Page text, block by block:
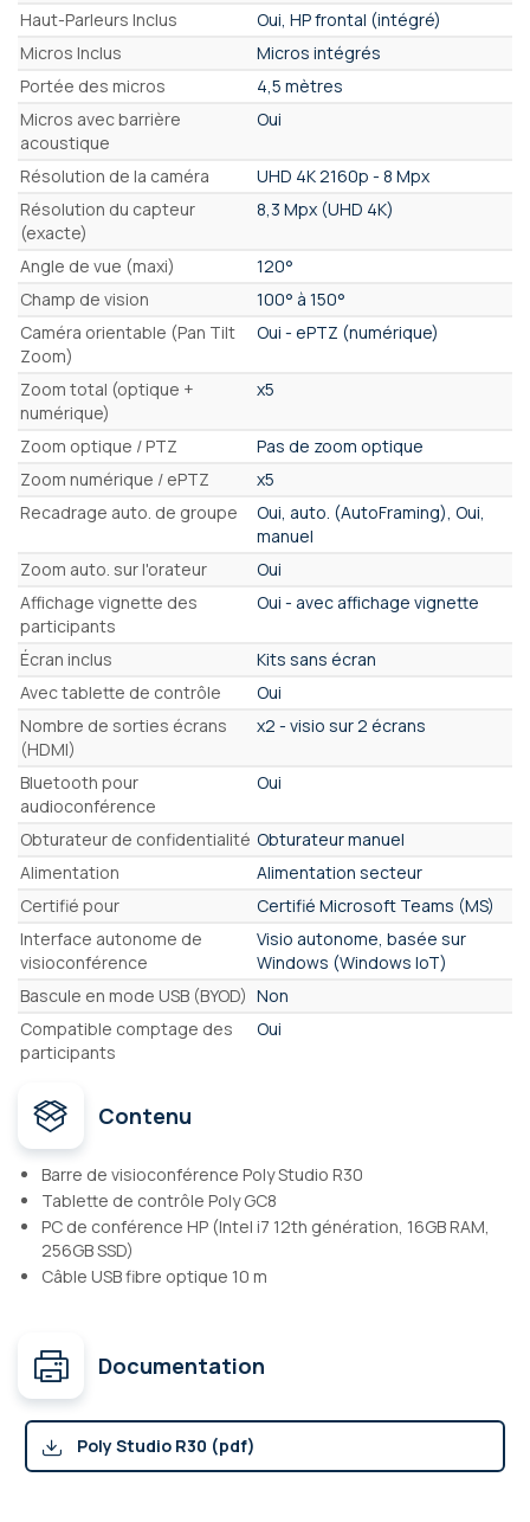
Haut-Parleurs Inclus
Oui, HP frontal (intégré)
Micros Inclus
Micros intégrés
Portée des micros
4,5 mètres
Micros avec barrière
acoustique
Oui
Résolution de la caméra
UHD 4K 2160p - 8 Mpx
Résolution du capteur
(exacte)
8,3 Mpx (UHD 4K)
Angle de vue (maxi)
120°
Champ de vision
100° à 150°
Caméra orientable (Pan Tilt
Zoom)
Oui - ePTZ (numérique)
Zoom total (optique +
numérique)
x5
Zoom optique / PTZ
Pas de zoom optique
Zoom numérique / ePTZ
x5
Recadrage auto. de groupe
Oui, auto. (AutoFraming), Oui,
manuel
Zoom auto. sur l'orateur
Oui
Affichage vignette des
participants
Oui - avec affichage vignette
Écran inclus
Kits sans écran
Avec tablette de contrôle
Oui
Nombre de sorties écrans
(HDMI)
x2 - visio sur 2 écrans
Bluetooth pour
audioconférence
Oui
Obturateur de confidentialité Obturateur manuel
Alimentation
Alimentation secteur
Certifié pour
Certifié Microsoft Teams (MS)
Interface autonome de
visioconférence
Visio autonome, basée sur
Windows (Windows IoT)
Bascule en mode USB (BYOD) Non
Compatible comptage des
participants
Oui
Contenu
Barre de visioconférence Poly Studio R30
Tablette de contrôle Poly GC8
PC de conférence HP (Intel i7 12th génération, 16GB RAM,
256GB SSD)
Câble USB fibre optique 10 m
Documentation
Poly Studio R30 (pdf)